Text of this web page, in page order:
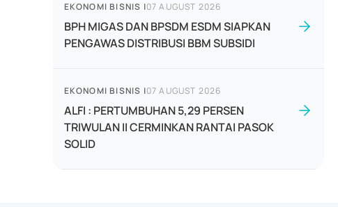
EKONOMI BISNIS |07 AUGUST 2026
BPH MIGAS DAN BPSDM ESDM SIAPKAN
PENGAWAS DISTRIBUSI BBM SUBSIDI
EKONOMI BISNIS |07 AUGUST 2026
ALFI : PERTUMBUHAN 5,29 PERSEN
TRIWULAN II CERMINKAN RANTAI PASOK
SOLID